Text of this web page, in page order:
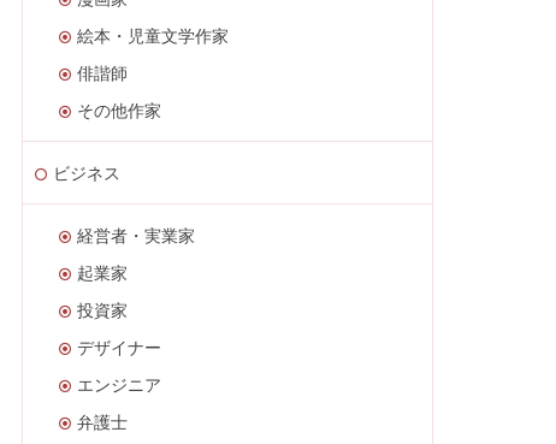
絵本・児童文学作家
俳諧師
その他作家
ビジネス
経営者・実業家
起業家
投資家
デザイナー
エンジニア
弁護士